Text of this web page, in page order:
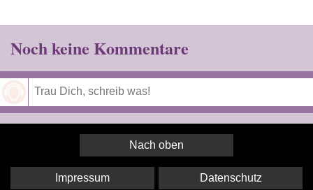
Noch keine Kommentare
Nach oben
Impressum Datenschutz